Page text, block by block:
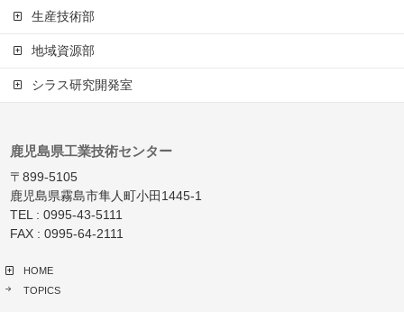
生産技術部
地域資源部
シラス研究開発室
鹿児島県工業技術センター
〒899-5105
鹿児島県霧島市隼人町小田1445-1
TEL : 0995-43-5111
FAX : 0995-64-2111
HOME
TOPICS